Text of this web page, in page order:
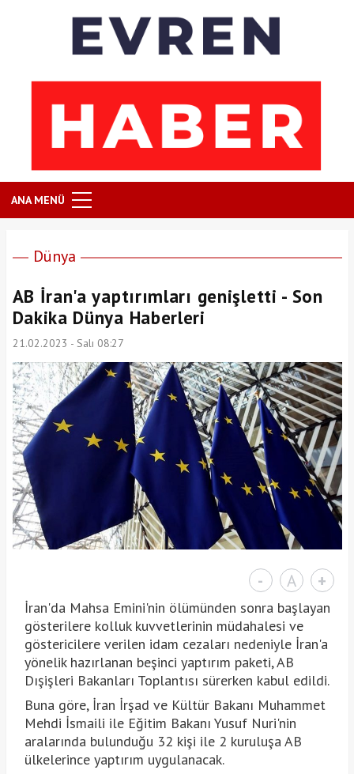
ANA MENÜ
Dünya
AB İran'a yaptırımları genişletti - Son
Dakika Dünya Haberleri
21.02.2023 - Salı 08:27
- A +
İran'da Mahsa Emini'nin ölümünden sonra başlayan
gösterilere kolluk kuvvetlerinin müdahalesi ve
göstericilere verilen idam cezaları nedeniyle İran'a
yönelik hazırlanan beşinci yaptırım paketi, AB
Dışişleri Bakanları Toplantısı sürerken kabul edildi.
Buna göre, İran İrşad ve Kültür Bakanı Muhammet
Mehdi İsmaili ile Eğitim Bakanı Yusuf Nuri'nin
aralarında bulunduğu 32 kişi ile 2 kuruluşa AB
ülkelerince yaptırım uygulanacak.